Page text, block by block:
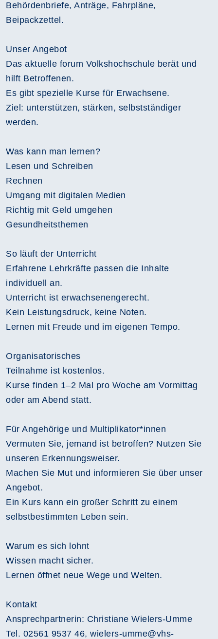
Behördenbriefe, Anträge, Fahrpläne,
Beipackzettel.
Unser Angebot
Das aktuelle forum Volkshochschule berät und
hilft Betroffenen.
Es gibt spezielle Kurse für Erwachsene.
Ziel: unterstützen, stärken, selbstständiger
werden.
Was kann man lernen?
Lesen und Schreiben
Rechnen
Umgang mit digitalen Medien
Richtig mit Geld umgehen
Gesundheitsthemen
So läuft der Unterricht
Erfahrene Lehrkräfte passen die Inhalte
individuell an.
Unterricht ist erwachsenengerecht.
Kein Leistungsdruck, keine Noten.
Lernen mit Freude und im eigenen Tempo.
Organisatorisches
Teilnahme ist kostenlos.
Kurse finden 1–2 Mal pro Woche am Vormittag
oder am Abend statt.
Für Angehörige und Multiplikator*innen
Vermuten Sie, jemand ist betroffen? Nutzen Sie
unseren Erkennungsweiser.
Machen Sie Mut und informieren Sie über unser
Angebot.
Ein Kurs kann ein großer Schritt zu einem
selbstbestimmten Leben sein.
Warum es sich lohnt
Wissen macht sicher.
Lernen öffnet neue Wege und Welten.
Kontakt
Ansprechpartnerin: Christiane Wielers-Umme
Tel. 02561 9537 46, wielers-umme@vhs-